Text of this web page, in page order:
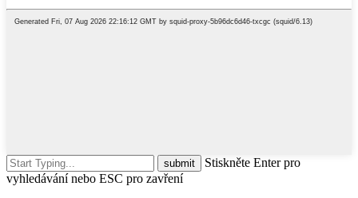
Stiskněte Enter pro
vyhledávání nebo ESC pro zavření